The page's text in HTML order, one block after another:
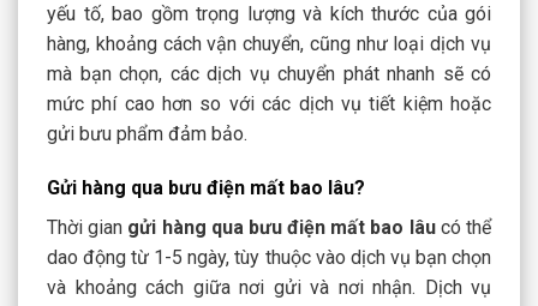
yếu tố, bao gồm trọng lượng và kích thước của gói
hàng, khoảng cách vận chuyển, cũng như loại dịch vụ
mà bạn chọn, các dịch vụ chuyển phát nhanh sẽ có
mức phí cao hơn so với các dịch vụ tiết kiệm hoặc
gửi bưu phẩm đảm bảo.
Gửi hàng qua bưu điện mất bao lâu?
Thời gian gửi hàng qua bưu điện mất bao lâucó thể
dao động từ 1-5 ngày, tùy thuộc vào dịch vụ bạn chọn
và khoảng cách giữa nơi gửi và nơi nhận. Dịch vụ